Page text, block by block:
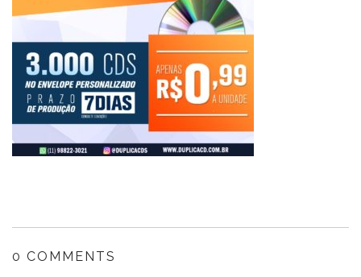
0 COMMENTS